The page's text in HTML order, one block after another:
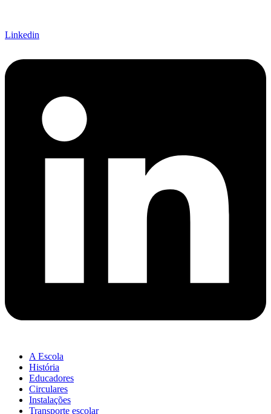
Linkedin
A Escola
História
Educadores
Circulares
Instalações
Transporte escolar